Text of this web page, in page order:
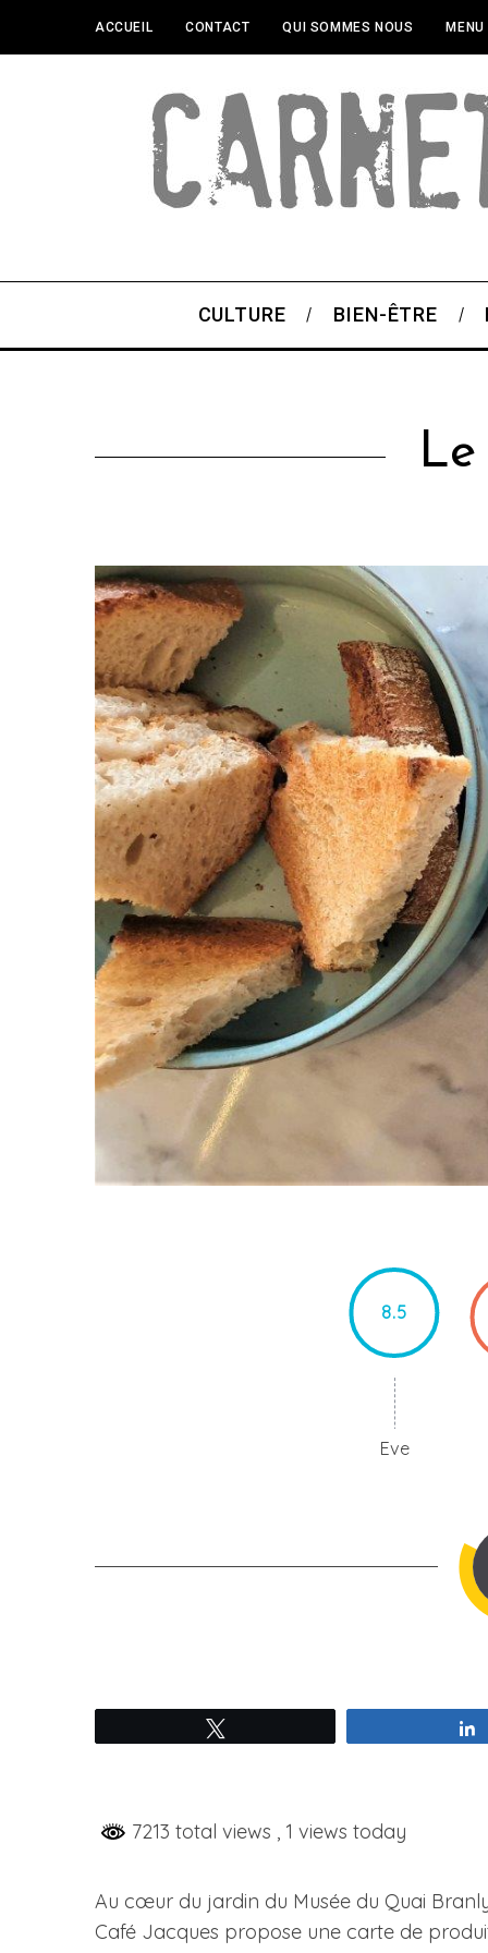
ACCUEIL CONTACT QUI SOMMES NOUS MENU
CULTURE BIEN-ÊTRE
8.5
Eve
7213 total views , 1 views today
Au cœur du jardin du Musée du Quai
Café Jacques propose une carte de